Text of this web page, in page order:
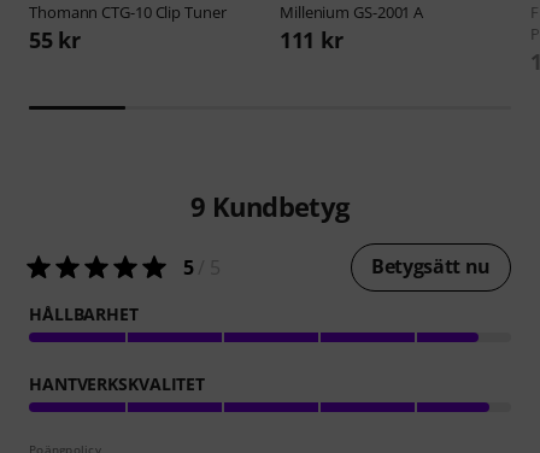
Thomann CTG-10 Clip Tuner
55 kr
Millenium GS-2001 A
111 kr
9 Kundbetyg
5/ 5 Betygsätt nu
HÅLLBARHET
HANTVERKSKVALITET